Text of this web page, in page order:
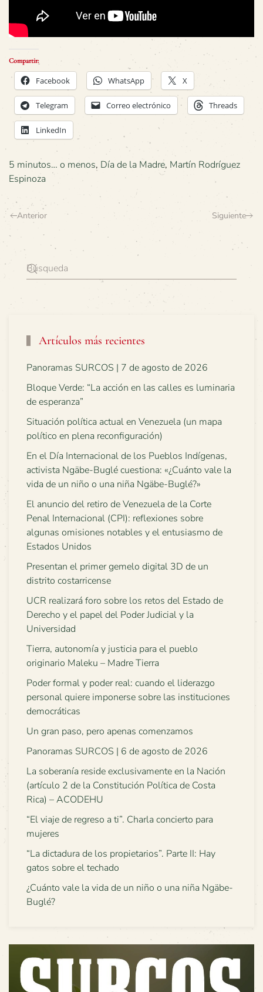
Compartir:
Facebook WhatsApp X
Telegram Correo electrónico Threads
LinkedIn
5 minutos… o menos, Día de la Madre, Martín Rodríguez
Espinoza
Anterior Siguiente
Artículos más recientes
Panoramas SURCOS | 7 de agosto de 2026
Bloque Verde: “La acción en las calles es luminaria
de esperanza”
Situación política actual en Venezuela (un mapa
político en plena reconfiguración)
En el Día Internacional de los Pueblos Indígenas,
activista Ngäbe-Buglé cuestiona: «¿Cuánto vale la
vida de un niño o una niña Ngäbe-Buglé?»
El anuncio del retiro de Venezuela de la Corte
Penal Internacional (CPI): reflexiones sobre
algunas omisiones notables y el entusiasmo de
Estados Unidos
Presentan el primer gemelo digital 3D de un
distrito costarricense
UCR realizará foro sobre los retos del Estado de
Derecho y el papel del Poder Judicial y la
Universidad
Tierra, autonomía y justicia para el pueblo
originario Maleku – Madre Tierra
Poder formal y poder real: cuando el liderazgo
personal quiere imponerse sobre las instituciones
democráticas
Un gran paso, pero apenas comenzamos
Panoramas SURCOS | 6 de agosto de 2026
La soberanía reside exclusivamente en la Nación
(artículo 2 de la Constitución Política de Costa
Rica) – ACODEHU
“El viaje de regreso a ti”. Charla concierto para
mujeres
“La dictadura de los propietarios”. Parte II: Hay
gatos sobre el techado
¿Cuánto vale la vida de un niño o una niña Ngäbe-
Buglé?